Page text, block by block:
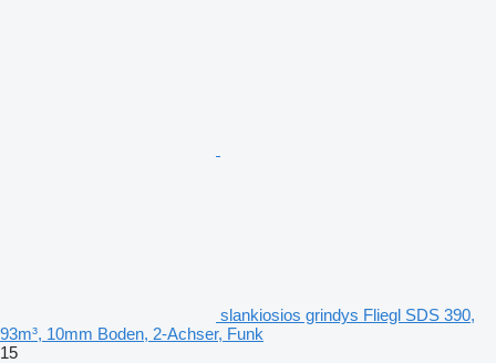
slankiosios grindys Fliegl SDS 390,
93m³, 10mm Boden, 2-Achser, Funk
15